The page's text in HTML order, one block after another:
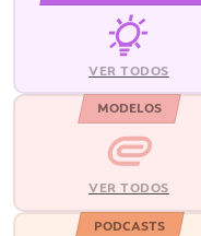
VER TODOS
MODELOS
VER TODOS
PODCASTS